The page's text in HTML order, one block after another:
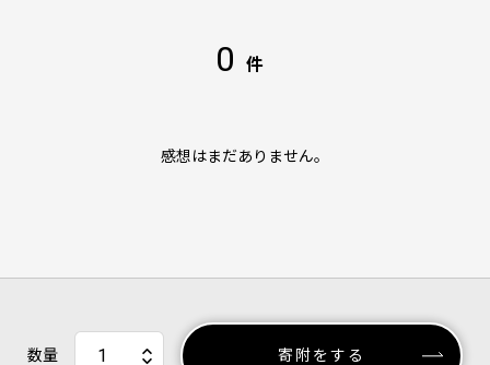
0 件
感想はまだありません。
数量 寄附をする